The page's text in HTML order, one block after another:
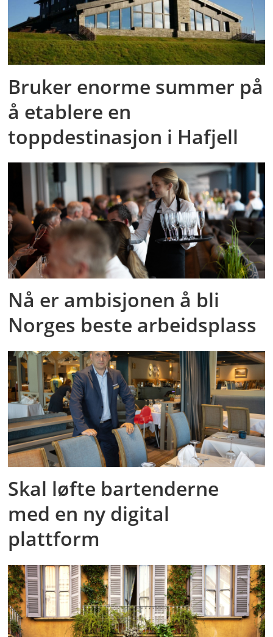
Bruker enorme summer på
å etablere en
toppdestinasjon i Hafjell
Nå er ambisjonen å bli
Norges beste arbeidsplass
Skal løfte bartenderne
med en ny digital
plattform